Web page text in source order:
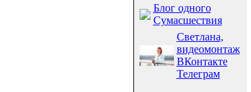
Блог одного
Сумасшествия
Светлана,
видеомонтаж
ВКонтакте
Телеграм